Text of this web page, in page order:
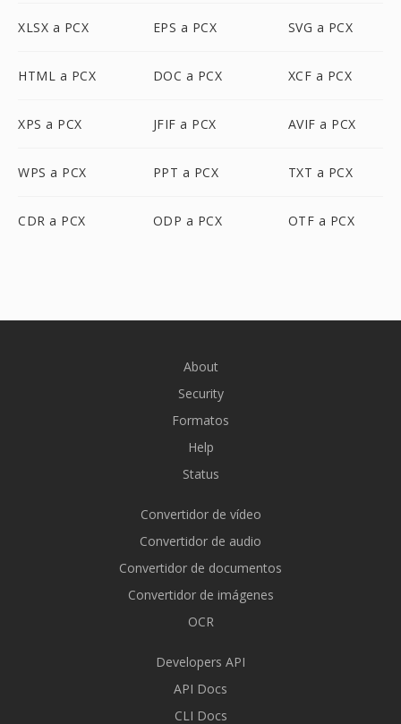
XLSX a PCX EPS a PCX SVG a PCX
HTML a PCX DOC a PCX XCF a PCX
XPS a PCX JFIF a PCX AVIF a PCX
WPS a PCX PPT a PCX TXT a PCX
CDR a PCX ODP a PCX OTF a PCX
About
Security
Formatos
Help
Status
Convertidor de vídeo
Convertidor de audio
Convertidor de documentos
Convertidor de imágenes
OCR
Developers API
API Docs
CLI Docs